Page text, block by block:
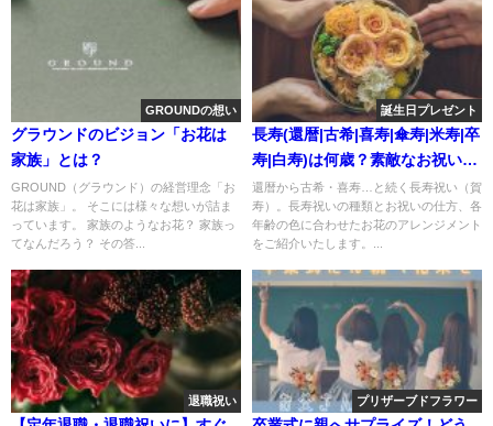
GROUNDの想い
グラウンドのビジョン「お花は
家族」とは？
GROUND（グラウンド）の経営理念「お
花は家族」。 そこには様々な想いが詰ま
っています。 家族のようなお花？ 家族っ
てなんだろう？ その答...
誕生日プレゼント
長寿(還暦|古希|喜寿|傘寿|米寿|卒
寿|白寿)は何歳？素敵なお祝いと
お花の選び方
還暦から古希・喜寿…と続く長寿祝い（賀
寿）。長寿祝いの種類とお祝いの仕方、各
年齢の色に合わせたお花のアレンジメント
をご紹介いたします。...
退職祝い プリザーブドフラワー